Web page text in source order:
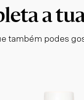
a
também podes